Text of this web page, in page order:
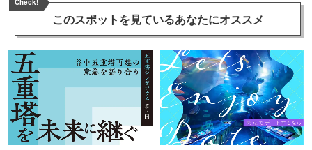
Check!
このスポットを見ているあなたにオススメ